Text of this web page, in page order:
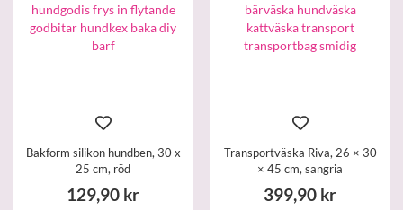
Bakform silikon hundben, 30 x
25 cm, röd
129,90 kr
Transportväska Riva, 26 × 30
× 45 cm, sangria
399,90 kr